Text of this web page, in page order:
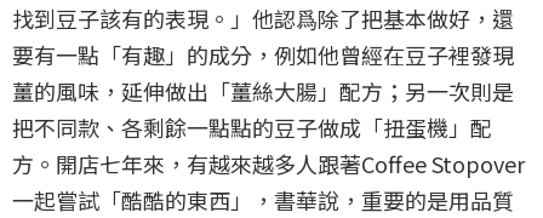
找到豆子該有的表現。」他認爲除了把基本做好，還
要有一點「有趣」的成分，例如他曾經在豆子裡發現
薑的風味，延伸做出「薑絲大腸」配方；另一次則是
把不同款、各剩餘一點點的豆子做成「扭蛋機」配
方。開店七年來，有越來越多人跟著Coffee Stopover
一起嘗試「酷酷的東西」，書華說，重要的是用品質